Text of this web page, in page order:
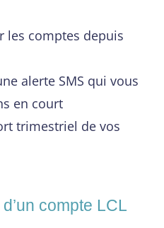
les comptes depuis
alerte SMS qui vous
en court
trimestriel de vos
compte LCL